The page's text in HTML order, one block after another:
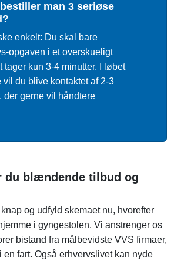
man 3 seriøse
enkelt: Du skal bare
opgaven i et overskueligt
tager kun 3-4 minutter. I løbet
vil du blive kontaktet af 2-3
der gerne vil håndtere
du blændende tilbud og
og udfyld skemaet nu, hvorefter
i gyngestolen. Vi anstrenger os
bistand fra målbevidste VVS firmaer,
en fart. Også erhvervslivet kan nyde